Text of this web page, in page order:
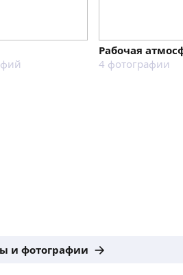
Рабочая
4 фотографии
и фотографии